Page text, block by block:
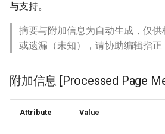
与支持。
摘要与附加信息为自动生成，仅
或遗漏（未知），请协助编辑指正
附加信息 [Processed Page
Attribute Value